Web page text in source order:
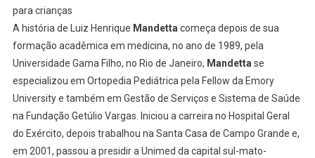
para crianças
A história de Luiz Henrique Mandetta começa depois de sua
formação acadêmica em medicina, no ano de 1989, pela
Universidade Gama Filho, no Rio de Janeiro, Mandetta se
especializou em Ortopedia Pediátrica pela Fellow da Emory
University e também em Gestão de Serviços e Sistema de Saúde
na Fundação Getúlio Vargas. Iniciou a carreira no Hospital Geral
do Exército, depois trabalhou na Santa Casa de Campo Grande e,
em 2001, passou a presidir a Unimed da capital sul-mato-